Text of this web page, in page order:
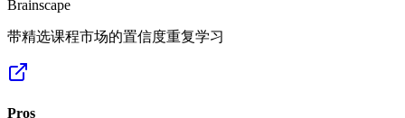
Brainscape
带精选课程市场的置信度重复学习
Pros